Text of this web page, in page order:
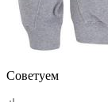
Советуем